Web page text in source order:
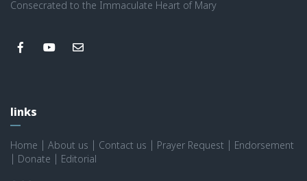
Consecrated to the Immaculate Heart of Mary
links
Home About us Contact us Prayer Request
Endorsement
Donate Editorial